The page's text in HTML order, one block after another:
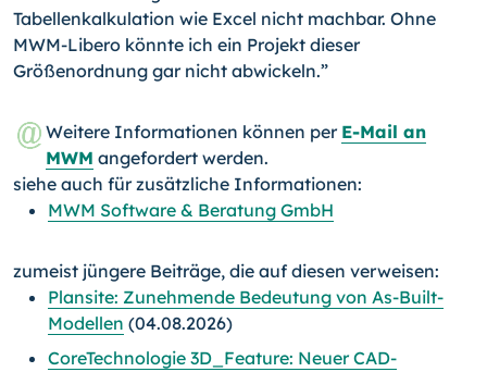
Tabellenkalkulation wie Excel nicht machbar. Ohne
MWM-Libero könnte ich ein Projekt dieser
Größenordnung gar nicht abwickeln.”
Weitere Informationen können per E-Mail an
MWM angefordert werden.
siehe auch für zusätzliche Informationen:
MWM Software & Beratung GmbH
zumeist jüngere Beiträge, die auf diesen verweisen:
Plansite: Zunehmende Bedeutung von As-Built-
Modellen (04.08.2026)
CoreTechnologie 3D_Feature: Neuer CAD-